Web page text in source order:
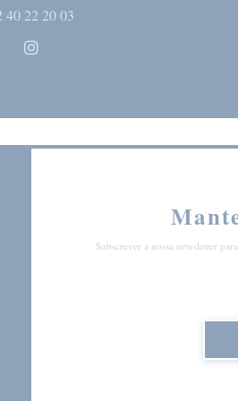
40 22 20 03
Instagram ((abre numa nova
Subscrever a nossa newsletter